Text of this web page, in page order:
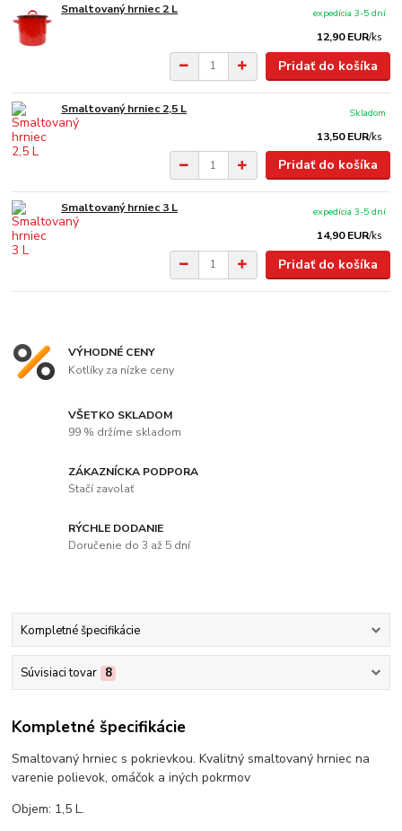
Smaltovaný hrniec 2 L
12,90 EUR/ks
expedícia 3-5 dní
Pridať do košíka
Smaltovaný hrniec 2,5 L
13,50 EUR/ks
Skladom
Pridať do košíka
Smaltovaný hrniec 3 L
14,90 EUR/ks
expedícia 3-5 dní
Pridať do košíka
VÝHODNÉ CENY
Kotlíky za nízke ceny
VŠETKO SKLADOM
99 % držíme skladom
ZÁKAZNÍCKA PODPORA
Stačí zavolať
RÝCHLE DODANIE
Doručenie do 3 až 5 dní
Kompletné špecifikácie
Súvisiaci tovar 8
Kompletné špecifikácie
Smaltovaný hrniec s pokrievkou. Kvalitný smaltovaný hrniec na
varenie polievok, omáčok a iných pokrmov
Objem: 1,5 L.